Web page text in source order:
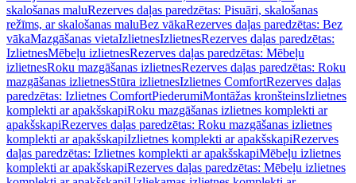
skalošanas maluRezerves daļas paredzētas: Pisuāri, skalošanas
režīms, ar skalošanas maluBez vākaRezerves daļas paredzētas: Bez
vākaMazgāšanas vietaIzlietnesIzlietnesRezerves daļas paredzētas:
IzlietnesMēbeļu izlietnesRezerves daļas paredzētas: Mēbeļu
izlietnesRoku mazgāšanas izlietnesRezerves daļas paredzētas: Roku
mazgāšanas izlietnesStūra izlietnesIzlietnes ComfortRezerves daļas
paredzētas: Izlietnes ComfortPiederumiMontāžas kronšteinsIzlietnes
komplekti ar apakšskapiRoku mazgāšanas izlietnes komplekti ar
apakšskapiRezerves daļas paredzētas: Roku mazgāšanas izlietnes
komplekti ar apakšskapiIzlietnes komplekti ar apakšskapiRezerves
daļas paredzētas: Izlietnes komplekti ar apakšskapiMēbeļu izlietnes
komplekti ar apakšskapiRezerves daļas paredzētas: Mēbeļu izlietnes